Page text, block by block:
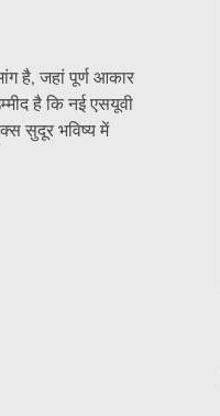
है, जहां पूर्ण आकार
है कि नई एसयूवी
सुदूर भविष्य में